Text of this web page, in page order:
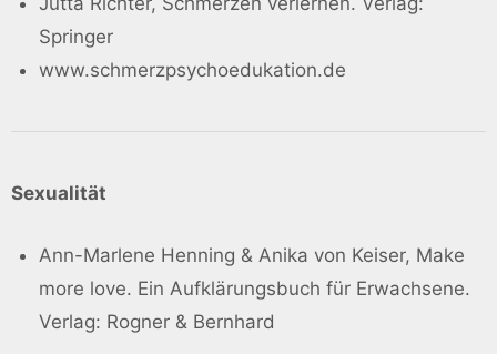
Springer
www.schmerzpsychoedukation.de
Sexualität
Ann-Marlene Henning & Anika von Keiser, Make
more love. Ein Aufklärungsbuch für Erwachsene.
Verlag: Rogner & Bernhard